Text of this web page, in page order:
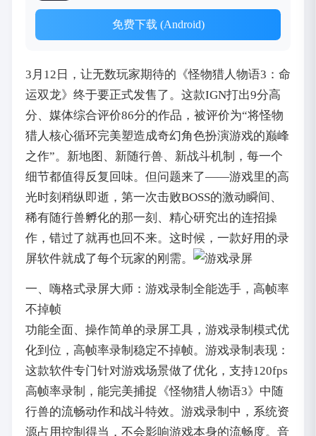
免费下载 (Android)
3月12日，让无数玩家期待的《怪物猎人物语3：命
运双龙》终于要正式发售了。这款IGN打出9分高
分、媒体综合评价86分的作品，被评价为“将怪物
猎人核心循环完美塑造成奇幻角色扮演游戏的巅峰
之作”。新地图、新随行兽、新战斗机制，每一个
细节都值得反复回味。但问题来了——游戏里的高
光时刻稍纵即逝，第一次击败BOSS的激动瞬间、
稀有随行兽孵化的那一刻、精心研究出的连招操
作，错过了就再也回不来。这时候，一款好用的录
屏软件就成了每个玩家的刚需。
一、嗨格式录屏大师：游戏录制全能选手，高帧率
不掉帧
功能全面、操作简单的录屏工具，游戏录制模式优
化到位，高帧率录制稳定不掉帧。游戏录制表现：
这款软件专门针对游戏场景做了优化，支持120fps
高帧率录制，能完美捕捉《怪物猎人物语3》中随
行兽的流畅动作和战斗特效。游戏录制中，系统资
源占用控制得当，不会影响游戏本身的流畅度。音